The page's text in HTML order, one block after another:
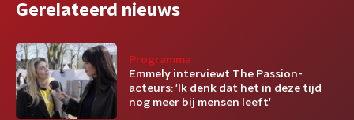
Gerelateerd nieuws
Programma
Emmely interviewt The Passion-
acteurs: 'Ik denk dat het in deze tijd
nog meer bij mensen leeft'